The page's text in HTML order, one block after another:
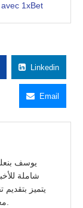
1xBet
Linkedin
Email
يوسف
شاملة
معمقة للأحداث السياسية والاجتماعية والاقتصادية.